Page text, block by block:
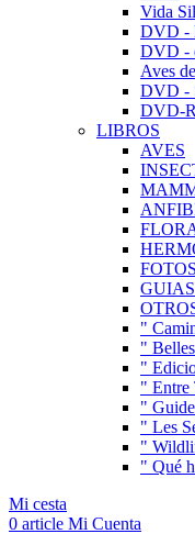
Vida
DVD -
DVD -
Aves
DVD -
DVD-
LIBROS
AVES
"
"
"
" Entre
"
" Les
"
" Qué
Mi cesta
0 article Mi Cuenta